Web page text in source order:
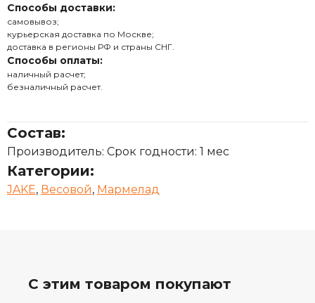
Способы доставки:
самовывоз;
курьерская доставка по Москве;
доставка в регионы РФ и страны СНГ.
Способы оплаты:
наличный расчет;
безналичный расчет.
Состав:
Производитель: Срок годности: 1 мес
Категории:
JAKE, Весовой, Мармелад
С этим товаром покупают